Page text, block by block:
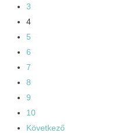
3
4
5
6
7
8
9
10
Következő